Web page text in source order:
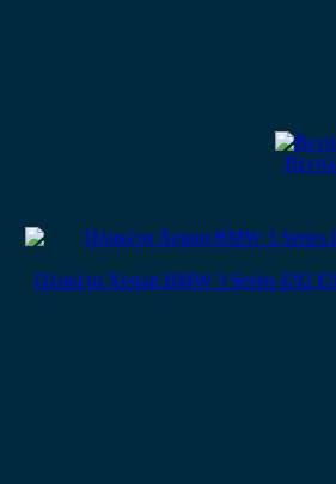
Πλακέτα Xenon BMW 3 Series E92